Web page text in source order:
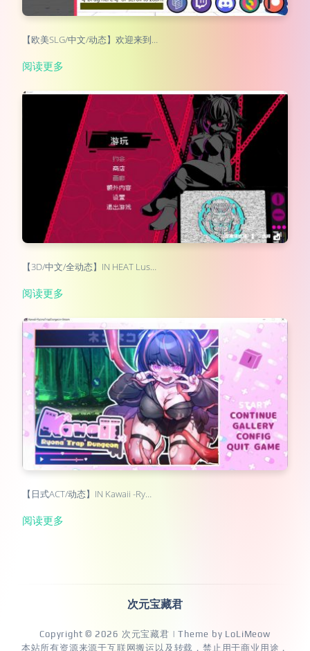
【欧美SLG/中文/动态】欢迎来到…
阅读更多
【3D/中文/全动态】IN HEAT Lus…
阅读更多
【日式ACT/动态】IN Kawaii -Ry…
阅读更多
次元宝藏君
Copyright © 2026 次元宝藏君 | Theme by LoLiMeow
本站所有资源来源于互联网搬运以及转载，禁止用于商业用途，